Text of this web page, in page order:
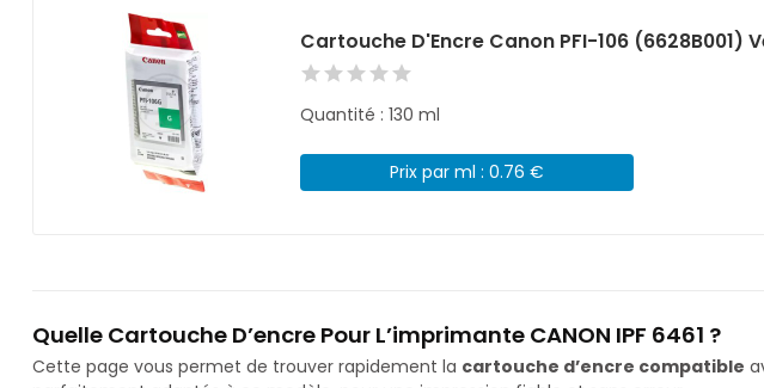
Cartouche D'Encre Canon PFI-106 (6628B001)
Quantité : 130 ml
Prix par ml : 0.76 €
Quelle Cartouche D’encre Pour L’imprimante CANON IPF 6461 ?
Cette page vous permet de trouver rapidement la cartouche d’encre compatible